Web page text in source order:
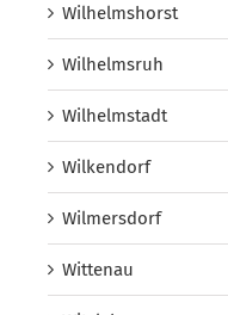
Wilhelmshorst
Wilhelmsruh
Wilhelmstadt
Wilkendorf
Wilmersdorf
Wittenau